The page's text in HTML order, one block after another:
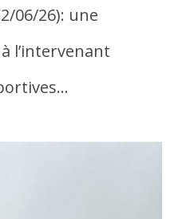
06/26): une
l’intervenant